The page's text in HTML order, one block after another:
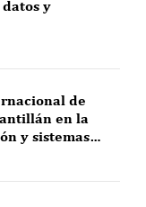
datos y
de
en la
y sistemas
University